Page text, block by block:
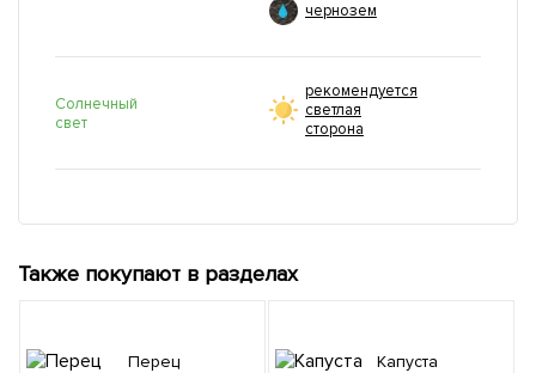
чернозем
Солнечный
свет
рекомендуется
светлая
сторона
Также покупают в разделах
Перец Капуста